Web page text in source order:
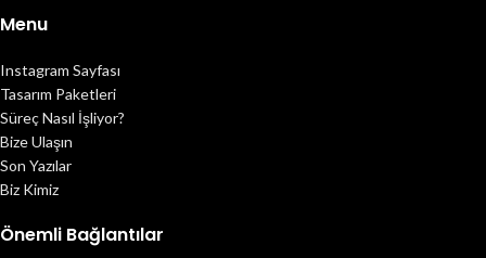
Menu
Instagram Sayfası
Tasarım Paketleri
Süreç Nasıl İşliyor?
Bize Ulaşın
Son Yazılar
Biz Kimiz
Önemli Bağlantılar